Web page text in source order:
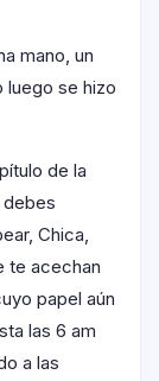
mano, un
luego se hizo
de la
debes
Chica,
te acechan
papel aún
las 6 am
a las